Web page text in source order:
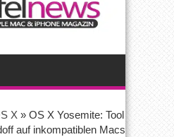
X » OS X Yosemite: Tool
auf inkompatiblen Macs